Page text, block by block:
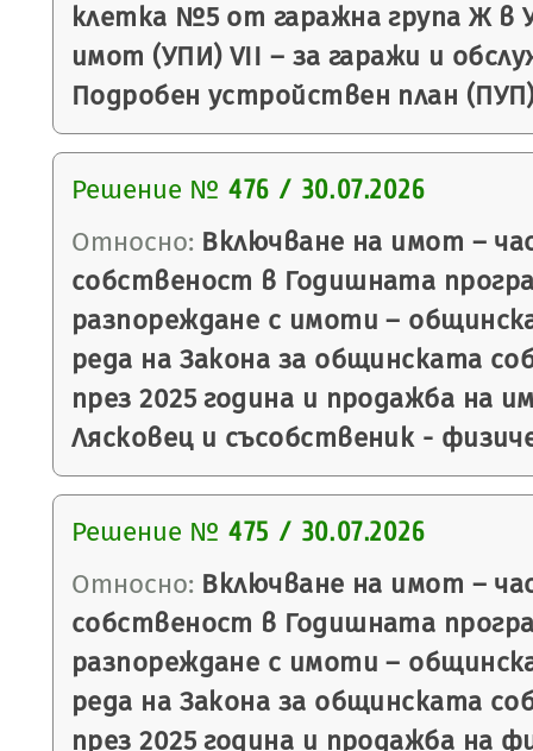
клетка №5 от гаражна група Ж в
имот (УПИ) VII – за гаражи и
Подробен устройствен план
Решение № 476 / 30.07.2026
Относно: Включване на имот –
собственост в Годишната
разпореждане с имоти –
реда на Закона за общинската
през 2025 година и продажба на
Лясковец и съсобственик -
Решение № 475 / 30.07.2026
Относно: Включване на имот –
собственост в Годишната
разпореждане с имоти –
реда на Закона за общинската
през 2025 година и продажба на